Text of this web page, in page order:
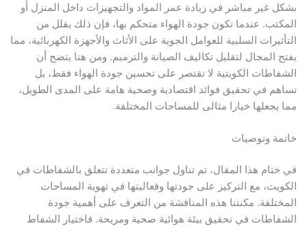
غير مباشر في زيادة عمر المواد والتجهيزات داخل المنزل أو
عندما تكون جودة الهواء متحكم بها، فإن ذلك يقلل من
السلبية للعوامل الجوية على الأثاث والأجهزة الكهربائية، مما
المجال لتقليل تكاليف الصيانة والترميم. ومن هنا يتضح أن
الكويتية لا تقتصر على تحسين جودة الهواء فقط، بل
في تحقيق فوائد اقتصادية وصحية هامة على المدى الطويل،
خيارا مثالى للمساحات المختلفة.
وتوصيات
هذا المقال، تم تناول جوانب متعددة تتعلق بالشفاطات في
مع التركيز على جودتها وفعاليتها في تهوية المساحات
مكنتنا هذه المناقشة من التعرف على أهمية جودة
في تحقيق بيئة هوائية صحية ومريحة. فاختيار الشفاط